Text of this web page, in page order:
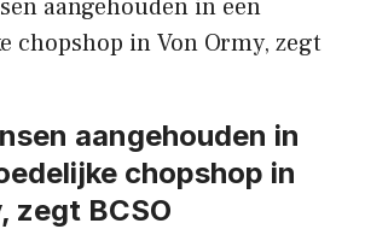
aangehouden in
chopshop in
zegt BCSO